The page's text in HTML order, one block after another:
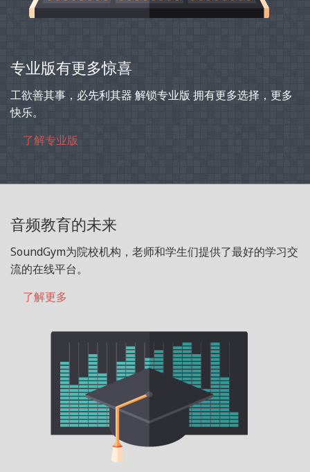
专业版有更多惊喜
工欲善其事，必先利其器 解锁专业版 拥有更多选择，更多
快乐。
了解专业版
音频教育的未来
SoundGym为院校机构，老师和学生们提供了最好的学习交
流的在线平台。
了解更多